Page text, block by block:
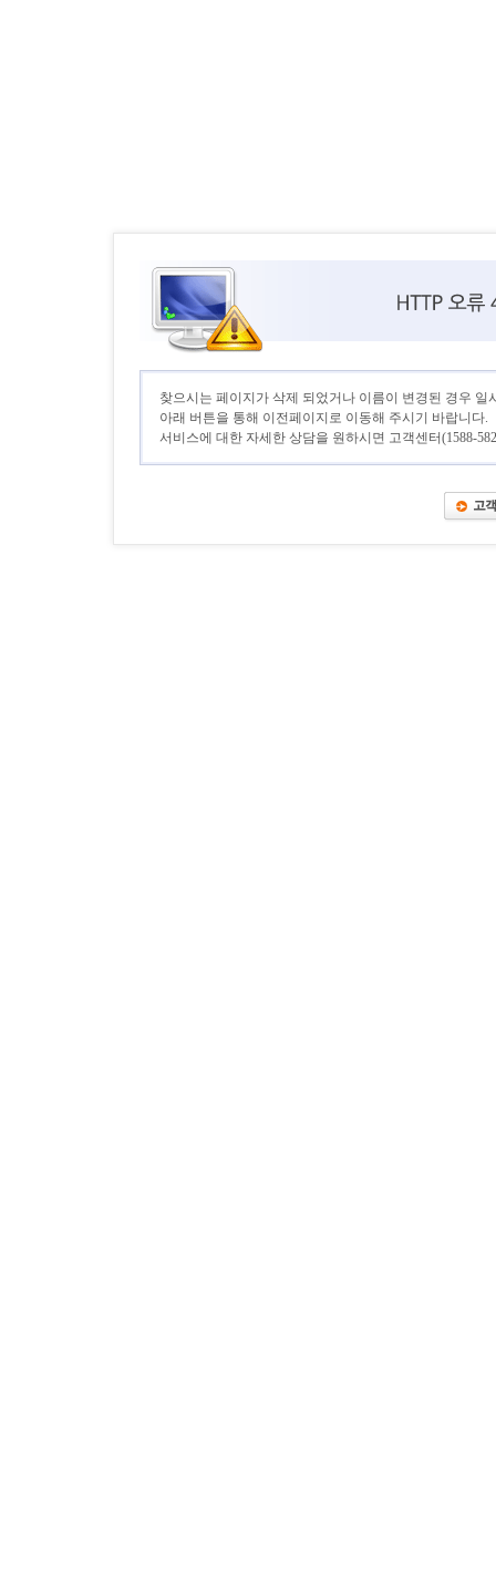
찾으시는 페이지가 삭제 되었거나 이름이 변경된 경우 일
아래 버튼을 통해 이전페이지로 이동해 주시기 바랍니다.
서비스에 대한 자세한 상담을 원하시면 고객센터(1588-